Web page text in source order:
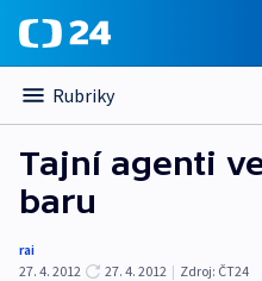
Rubriky
Tajní agenti
baru
rai
27. 4. 2012
27. 4. 2012 | Zdroj: ČT24